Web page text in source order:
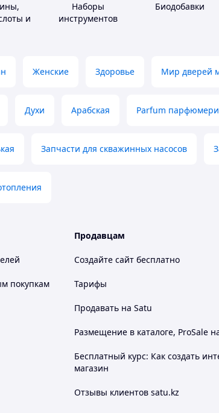
и
Наборы
инструментов
Биодобавки
Женские Здоровье Мир дверей
Духи Арабская Parfum
Запчасти для скважинных насосов
покупкам
Продавцам
Создайте сайт бесплатно
Тарифы
Продавать на Satu
Размещение в каталоге, ProSale
Бесплатный курс: Как создать
магазин
Отзывы клиентов satu.kz